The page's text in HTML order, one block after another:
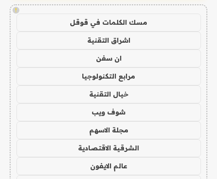
!
مسك الكلمات في قوقل
اشراق التقنية
ان سفن
مرابع التكنولوجيا
خيال التقنية
شوف ويب
مجلة الاسهم
الشرقية الاقتصادية
عالم الايفون